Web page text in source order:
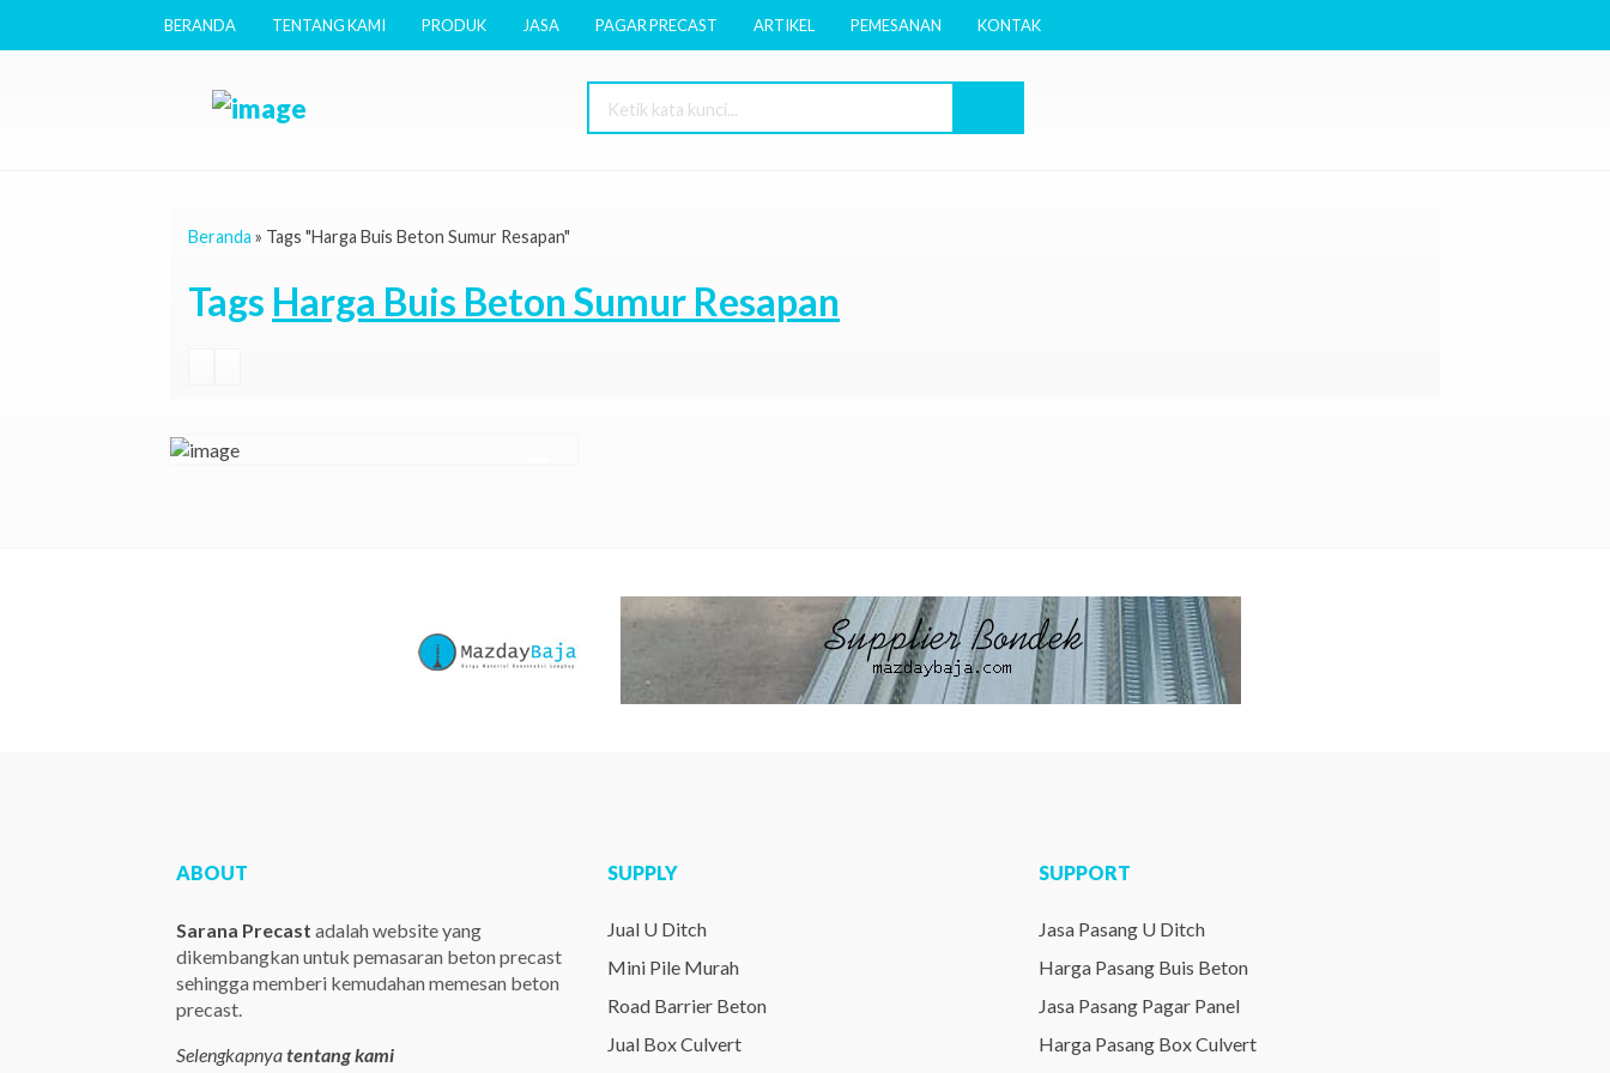
BERANDA TENTANG KAMI PRODUK JASA PAGAR PRECAST ARTIKEL PEMESANAN KONTAK
Beranda » Tags "Harga Buis Beton Sumur Resapan"
Tags Harga Buis Beton Sumur Resapan
ABOUT
Sarana Precast adalah website yang
dikembangkan untuk pemasaran beton precast
sehingga memberi kemudahan memesan beton
precast.
Selengkapnyatentang kami
SUPPLY
Jual U Ditch
Mini Pile Murah
Road Barrier Beton
Jual Box Culvert
SUPPORT
Jasa Pasang U Ditch
Harga Pasang Buis Beton
Jasa Pasang Pagar Panel
Harga Pasang Box Culvert